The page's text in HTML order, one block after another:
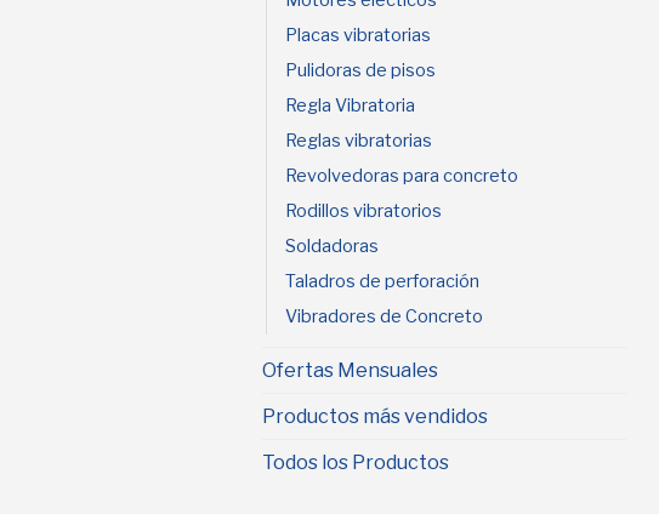
Placas vibratorias
Pulidoras de pisos
Regla Vibratoria
Reglas vibratorias
Revolvedoras para concreto
Rodillos vibratorios
Soldadoras
Taladros de perforación
Vibradores de Concreto
Ofertas Mensuales
Productos más vendidos
Todos los Productos